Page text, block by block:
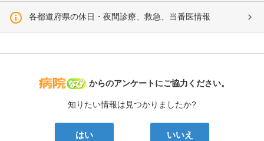
各都道府県の休日・夜間診療、救急、当番医情報
病院なび
からのアンケートにご協力ください。
知りたい情報は見つかりましたか?
はい いいえ